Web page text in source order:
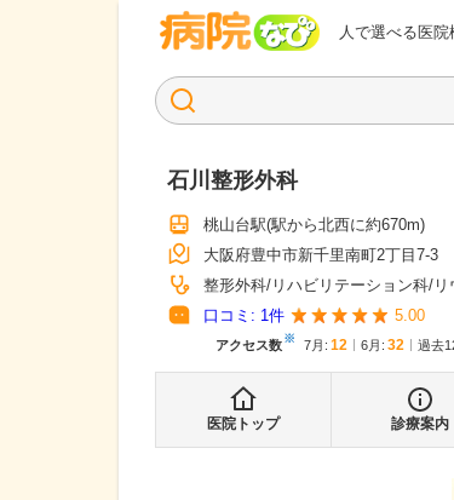
人で選べる医院
病院なび
石川整形外科
桃山台駅(駅から北西に約670m)
大阪府豊中市新千里南町2丁目7-3
整形外科 リハビリテーション科
口コミ: 1件 5.00
アクセス数※ 7月 : 12 6月 : 32 過去
医院トップ 診療案内